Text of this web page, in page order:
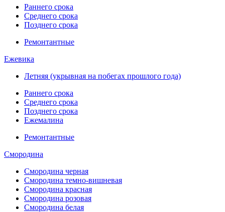
Раннего срока
Среднего срока
Позднего срока
Ремонтантные
Ежевика
Летняя (укрывная на побегах прошлого года)
Раннего срока
Среднего срока
Позднего срока
Ежемалина
Ремонтантные
Смородина
Смородина черная
Смородина темно-вишневая
Смородина красная
Смородина розовая
Смородина белая